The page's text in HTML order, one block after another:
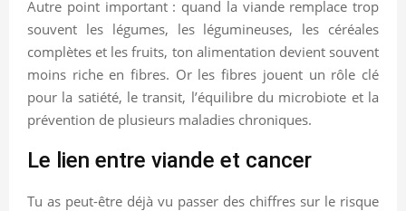
Autre point important : quand la viande remplace trop
souvent les légumes, les légumineuses, les céréales
complètes et les fruits, ton alimentation devient souvent
moins riche en fibres. Or les fibres jouent un rôle clé
pour la satiété, le transit, l’équilibre du microbiote et la
prévention de plusieurs maladies chroniques.
Le lien entre viande et cancer
Tu as peut-être déjà vu passer des chiffres sur le risque